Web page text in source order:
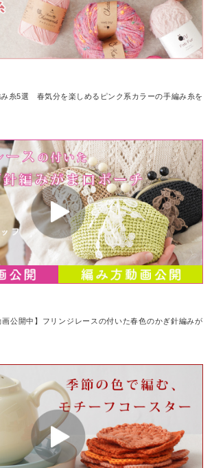
糸5選 春気分を楽しめるピンク系カラーの手編み糸を
画公開中】フリンジレースの付いた春色のかぎ針編みが